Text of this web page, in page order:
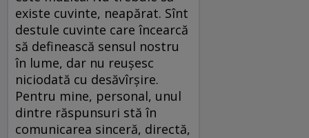
existe cuvinte, neapărat. Sînt
destule cuvinte care încearcă
să definească sensul nostru
în lume, dar nu reuşesc
niciodată cu desăvîrşire.
Pentru mine, personal, unul
dintre răspunsuri stă în
comunicarea sinceră, directă,